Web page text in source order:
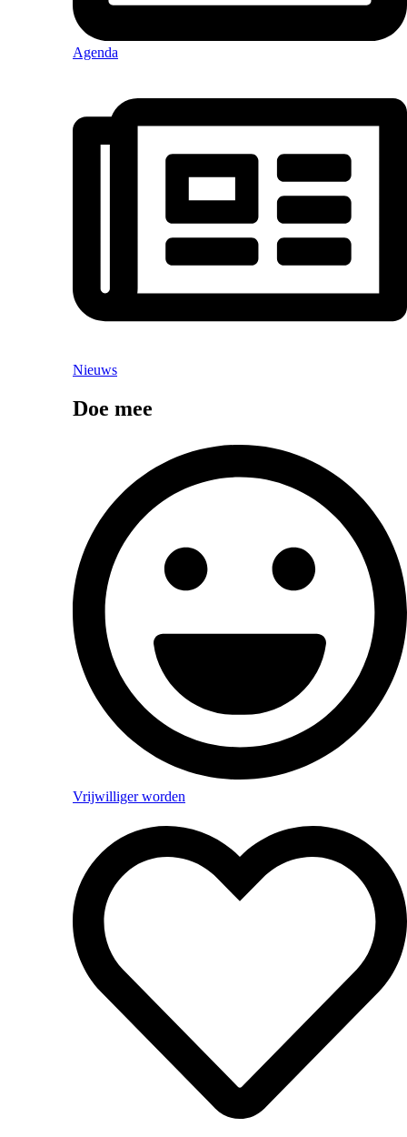
Agenda
Nieuws
Doe mee
Vrijwilliger worden